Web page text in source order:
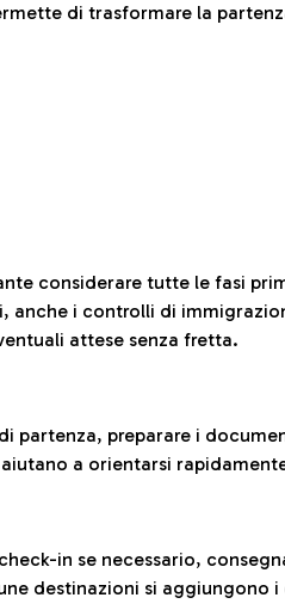
di trasformare la
considerare tutte le fasi
anche i controlli di
attese senza fretta.
partenza, preparare i
a orientarsi
in se necessario,
destinazioni si aggiungono